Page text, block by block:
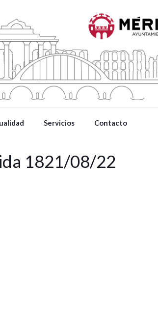
Servicios Contacto
1821/08/22